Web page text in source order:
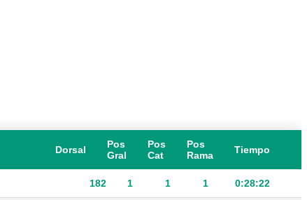
Dorsal
Pos
Gral
Pos
Cat
Pos
Rama
Tiempo
182 1 1 1 0:28:22